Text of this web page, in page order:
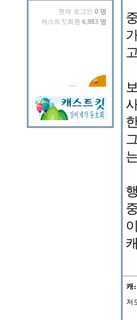
현재 로그인 0 명
캐스트킷회원 6,983 명
저